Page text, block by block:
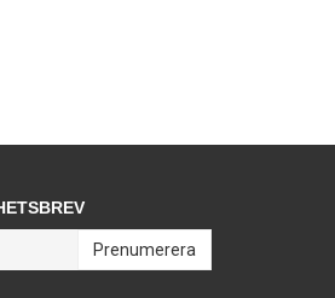
Prenumerera